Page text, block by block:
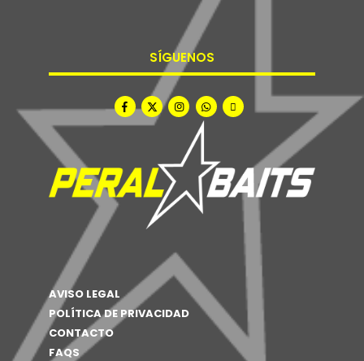
SÍGUENOS
AVISO LEGAL
POLÍTICA DE PRIVACIDAD
CONTACTO
FAQS